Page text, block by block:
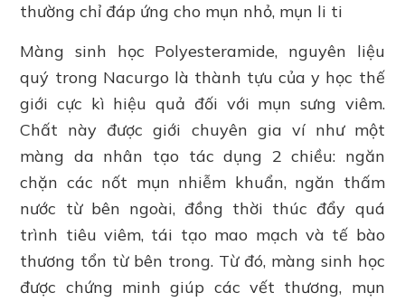
thường chỉ đáp ứng cho mụn nhỏ, mụn li ti
Màng sinh học Polyesteramide, nguyên liệu
quý trong Nacurgo là thành tựu của y học thế
giới cực kì hiệu quả đối với mụn sưng viêm.
Chất này được giới chuyên gia ví như một
màng da nhân tạo tác dụng 2 chiều: ngăn
chặn các nốt mụn nhiễm khuẩn, ngăn thấm
nước từ bên ngoài, đồng thời thúc đẩy quá
trình tiêu viêm, tái tạo mao mạch và tế bào
thương tổn từ bên trong. Từ đó, màng sinh học
được chứng minh giúp các vết thương, mụn